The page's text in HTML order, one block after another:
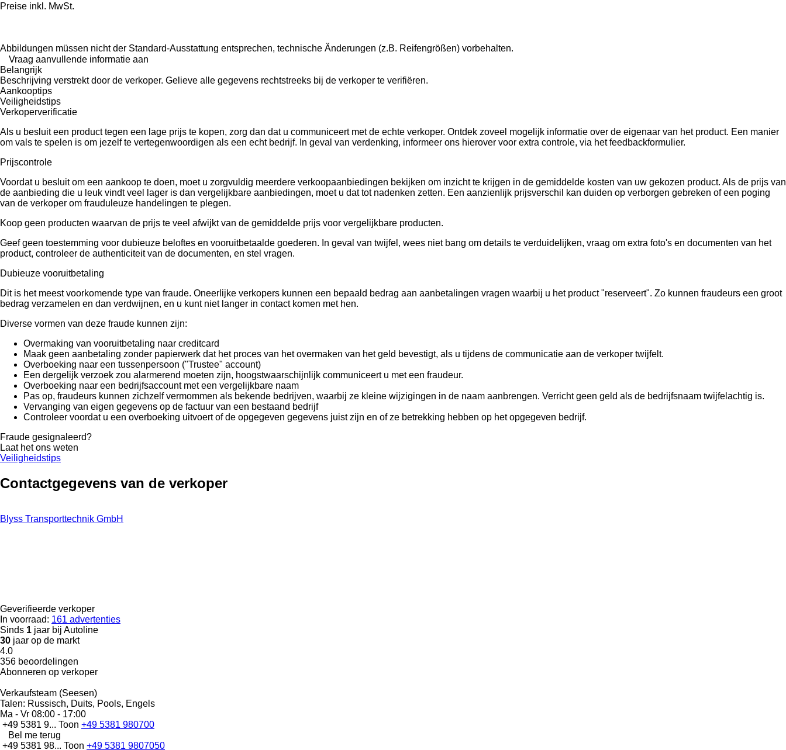
Preise inkl. MwSt.
Abbildungen müssen nicht der Standard-Ausstattung entsprechen, technische Änderungen (z.B. Reifengrößen) vorbehalten.
Vraag aanvullende informatie aan
Belangrijk
Beschrijving verstrekt door de verkoper. Gelieve alle gegevens rechtstreeks bij de verkoper te verifiëren.
Aankooptips
Veiligheidstips
Verkoperverificatie
Als u besluit een product tegen een lage prijs te kopen, zorg dan dat u communiceert met de echte verkoper. Ontdek zoveel mogelijk informatie over de eigenaar van het product. Een manier
om vals te spelen is om jezelf te vertegenwoordigen als een echt bedrijf. In geval van verdenking, informeer ons hierover voor extra controle, via het feedbackformulier.
Prijscontrole
Voordat u besluit om een ​​aankoop te doen, moet u zorgvuldig meerdere verkoopaanbiedingen bekijken om inzicht te krijgen in de gemiddelde kosten van uw gekozen product. Als de prijs van
de aanbieding die u leuk vindt veel lager is dan vergelijkbare aanbiedingen, moet u dat tot nadenken zetten. Een aanzienlijk prijsverschil kan duiden op verborgen gebreken of een poging
van de verkoper om frauduleuze handelingen te plegen.
Koop geen producten waarvan de prijs te veel afwijkt van de gemiddelde prijs voor vergelijkbare producten.
Geef geen toestemming voor dubieuze beloftes en vooruitbetaalde goederen. In geval van twijfel, wees niet bang om details te verduidelijken, vraag om extra foto's en documenten van het
product, controleer de authenticiteit van de documenten, en stel vragen.
Dubieuze vooruitbetaling
Dit is het meest voorkomende type van fraude. Oneerlijke verkopers kunnen een bepaald bedrag aan aanbetalingen vragen waarbij u het product "reserveert". Zo kunnen fraudeurs een groot
bedrag verzamelen en dan verdwijnen, en u kunt niet langer in contact komen met hen.
Diverse vormen van deze fraude kunnen zijn:
Overmaking van vooruitbetaling naar creditcard
Maak geen aanbetaling zonder papierwerk dat het proces van het overmaken van het geld bevestigt, als u tijdens de communicatie aan de verkoper twijfelt.
Overboeking naar een tussenpersoon ("Trustee" account)
Een dergelijk verzoek zou alarmerend moeten zijn, hoogstwaarschijnlijk communiceert u met een fraudeur.
Overboeking naar een bedrijfsaccount met een vergelijkbare naam
Pas op, fraudeurs kunnen zichzelf vermommen als bekende bedrijven, waarbij ze kleine wijzigingen in de naam aanbrengen. Verricht geen geld als de bedrijfsnaam twijfelachtig is.
Vervanging van eigen gegevens op de factuur van een bestaand bedrijf
Controleer voordat u een overboeking uitvoert of de opgegeven gegevens juist zijn en of ze betrekking hebben op het opgegeven bedrijf.
Fraude gesignaleerd?
Laat het ons weten
Veiligheidstips
Contactgegevens van de verkoper
Blyss Transporttechnik GmbH
Geverifieerde verkoper
In voorraad: 161 advertenties
Sinds 1 jaar bij Autoline
30 jaar op de markt
4.0
356 beoordelingen
Abonneren op verkoper
Verkaufsteam (Seesen)
Talen: Russisch, Duits, Pools, Engels
Ma - Vr 08:00 - 17:00
+49 5381 9... Toon +49 5381 980700
Bel me terug
+49 5381 98... Toon +49 5381 9807050